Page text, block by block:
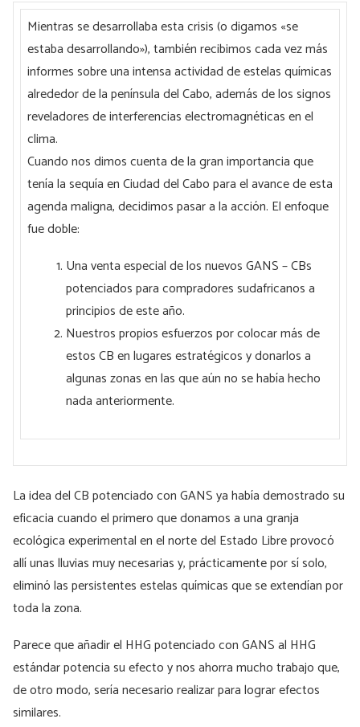
Mientras se desarrollaba esta crisis (o digamos «se
estaba desarrollando»), también recibimos cada vez más
informes sobre una intensa actividad de estelas químicas
alrededor de la península del Cabo, además de los signos
reveladores de interferencias electromagnéticas en el
clima.
Cuando nos dimos cuenta de la gran importancia que
tenía la sequía en Ciudad del Cabo para el avance de esta
agenda maligna, decidimos pasar a la acción. El enfoque
fue doble:
Una venta especial de los nuevos GANS – CBs
potenciados para compradores sudafricanos a
principios de este año.
Nuestros propios esfuerzos por colocar más de
estos CB en lugares estratégicos y donarlos a
algunas zonas en las que aún no se había hecho
nada anteriormente.
La idea del CB potenciado con GANS ya había demostrado su
eficacia cuando el primero que donamos a una granja
ecológica experimental en el norte del Estado Libre provocó
allí unas lluvias muy necesarias y, prácticamente por sí solo,
eliminó las persistentes estelas químicas que se extendían por
toda la zona.
Parece que añadir el HHG potenciado con GANS al HHG
estándar potencia su efecto y nos ahorra mucho trabajo que,
de otro modo, sería necesario realizar para lograr efectos
similares.